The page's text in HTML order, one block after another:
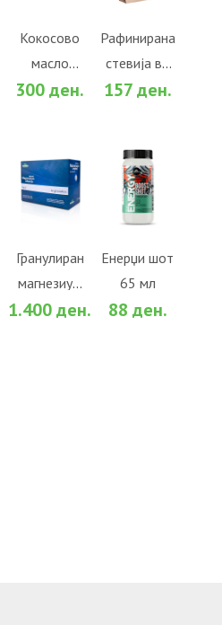
Кокосово
масло
(310гр.)
300 ден.
Во желби
За споредба
Рафинирана
стевија во
прав (200гр.)
157 ден.
Во желби
За споредба
Гранулиран
магнезиум
хлорид
1.400 ден.
ВО
Во желби
За споредба
Енерџи шот
65 мл
88 ден.
ВО
КОШНИЧКА
За споредба